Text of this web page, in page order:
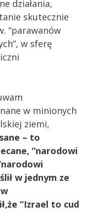
działania,
skutecznie
“parawanów
w sferę
w minionych
ziemi,
– to
“narodowi
w jednym ze
“Izrael to cud